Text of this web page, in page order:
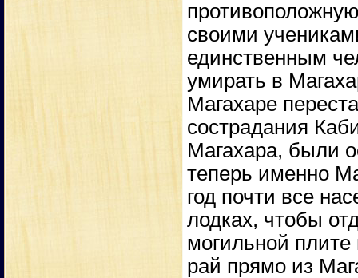
своими
единственным
умирать в
Магахаре
сострадания
Магахара, были
теперь именно
год почти все
лодках, чтобы
могильной
рай прямо из